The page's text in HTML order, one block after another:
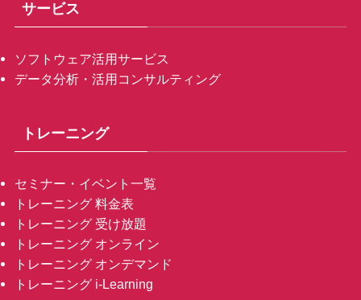
サービス
ソフトウェア活用サービス
データ分析・活用コンサルティング
トレーニング
セミナー・イベント一覧
トレーニング 料金表
トレーニング 受け放題
トレーニング オンライン
トレーニング オンデマンド
トレーニング i-Learning